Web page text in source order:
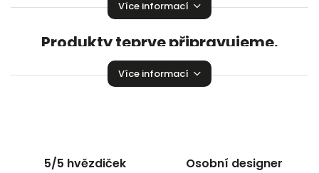
Více informací
Produkty teprve připravujeme.
Můžete se ale podívat na ostatní kategorie.
Více informací
5/5 hvězdiček Osobní designer